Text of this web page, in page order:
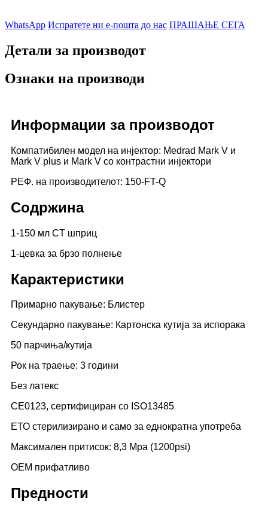
WhatsApp Испратете ни е-пошта до нас ПРАШАЊЕ СЕГА
Детали за производот
Ознаки на производи
Информации за производот
Компатибилен модел на инјектор: Medrad Mark V и
Mark V plus и Mark V со контрастни инјектори
РЕФ. на производителот: 150-FT-Q
Содржина
1-150 мл CT шприц
1-цевка за брзо полнење
Карактеристики
Примарно пакување: Блистер
Секундарно пакување: Картонска кутија за испорака
50 парчиња/кутија
Рок на траење: 3 години
Без латекс
CE0123, сертифициран со ISO13485
ЕТО стерилизирано и само за еднократна употреба
Максимален притисок: 8,3 Mpa (1200psi)
OEM прифатливо
Предности